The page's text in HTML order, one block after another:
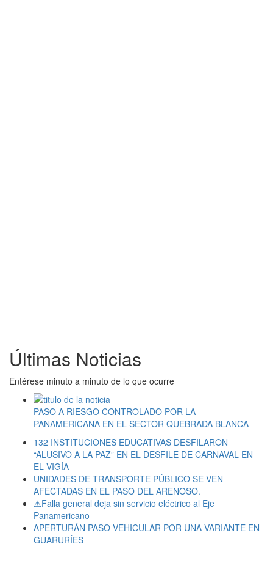
Últimas Noticias
Entérese minuto a minuto de lo que ocurre
PASO A RIESGO CONTROLADO POR LA
PANAMERICANA EN EL SECTOR QUEBRADA BLANCA
132 INSTITUCIONES EDUCATIVAS DESFILARON
“ALUSIVO A LA PAZ” EN EL DESFILE DE CARNAVAL EN
EL VIGÍA
UNIDADES DE TRANSPORTE PÚBLICO SE VEN
AFECTADAS EN EL PASO DEL ARENOSO.
⚠️Falla general deja sin servicio eléctrico al Eje
Panamericano
APERTURÁN PASO VEHICULAR POR UNA VARIANTE EN
GUARURÍES